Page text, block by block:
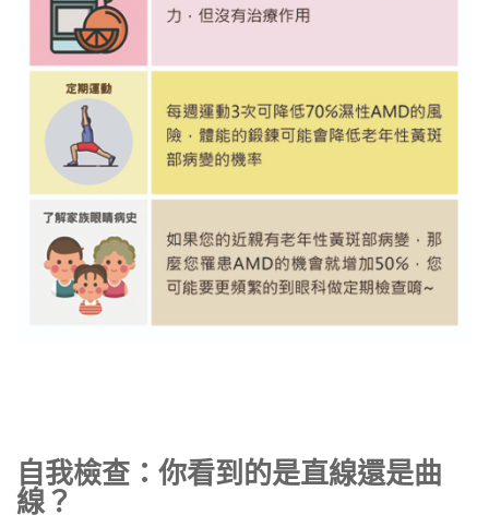
自我檢查：你看到的是直線還是曲
線？